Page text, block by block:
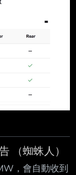
（蜘蛛人）
，會自動收到